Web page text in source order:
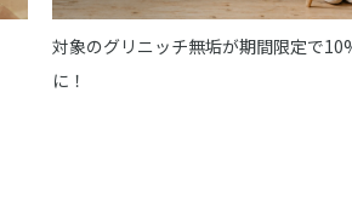
対象のグリニッチ無垢が期間限定で
に！